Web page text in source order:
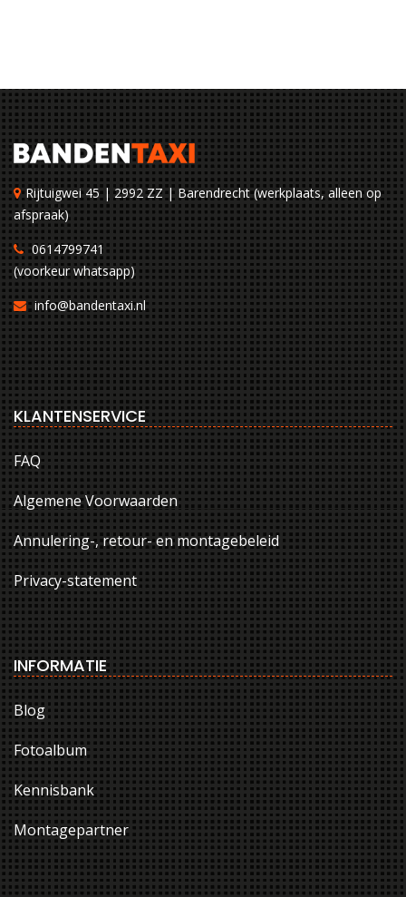
Rijtuigwei 45 | 2992 ZZ | Barendrecht (werkplaats, alleen op
afspraak)
0614799741
(voorkeur whatsapp)
info@bandentaxi.nl
KLANTENSERVICE
FAQ
Algemene Voorwaarden
Annulering-, retour- en montagebeleid
Privacy-statement
INFORMATIE
Blog
Fotoalbum
Kennisbank
Montagepartner